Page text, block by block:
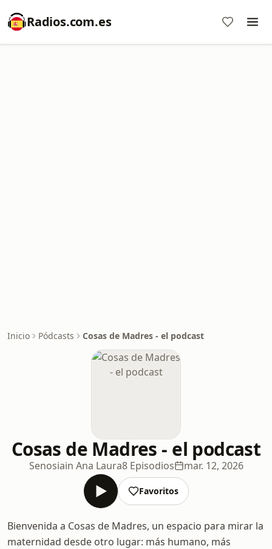
Radios.com.es
Inicio Pódcasts Cosas de Madres - el podcast
Cosas de Madres - el podcast
Senosiain Ana Laura8 Episodios mar. 12, 2026
Favoritos
Bienvenida a Cosas de Madres, un espacio para mirar la
maternidad desde otro lugar: más humano, más